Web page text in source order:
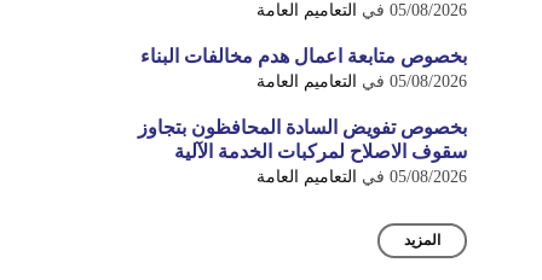
05/08/2026 في التعاميم العامة
بخصوص متابعة اعمال هدم مخالفات البناء
05/08/2026 في التعاميم العامة
بخصوص تفويض السادة المحافظون بتجاوز
سقوف الاصلاح لمركبات الخدمة الآلية
05/08/2026 في التعاميم العامة
المزيد